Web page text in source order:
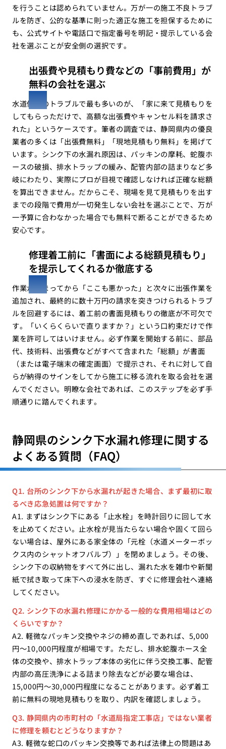
を行うことは認められていません。万が一の施工不良トラブ
ルを防ぎ、公的な基準に則った適正な施工を担保するために
も、公式サイトや電話口で指定番号を明記・提示している会
社を選ぶことが安全側の選択です。
出張費や見積もり費などの「事前費用」が
無料の会社を選ぶ
水道修理のトラブルで最も多いのが、「家に来て見積もりを
してもらっただけで、高額な出張費やキャンセル料を請求さ
れた」というケースです。筆者の調査では、静岡県内の優良
業者の多くは「出張費無料」「現地見積もり無料」を掲げて
います。シンク下の水漏れ原因は、パッキンの摩耗、蛇腹ホ
ースの破損、排水トラップの緩み、配管内部の詰まりなど多
岐にわたり、実際にプロが目視で確認しなければ正確な総額
を算出できません。だからこそ、現場を見て見積もりを出す
までの段階で費用が一切発生しない会社を選ぶことで、万が
一予算に合わなかった場合でも無料で断ることができるため
安心です。
修理着工前に「書面による総額見積もり」
を提示してくれるか徹底する
作業が始まってから「ここも悪かった」と次々に出張作業を
追加され、最終的に数十万円の請求を突きつけられるトラブ
ルを回避するには、着工前の書面見積もりの徹底が不可欠で
す。「いくらくらいで直りますか？」という口約束だけで作
業を許可してはいけません。必ず作業を開始する前に、部品
代、技術料、出張費などがすべて含まれた「総額」が書面
（または電子端末の確定画面）で提示され、それに対して自
らが納得のサインをしてから施工に移る流れを取る会社を選
んでください。明瞭な会社であれば、このステップを必ず手
順通りに踏んでくれます。
静岡県のシンク下水漏れ修理に関する
よくある質問（FAQ）
Q1. 台所のシンク下から水漏れが起きた場合、まず最初に取
るべき応急処置は何ですか？
A1. まずはシンク下にある「止水栓」を時計回りに回して水
を止めてください。止水栓が見当たらない場合や固くて回ら
ない場合は、屋外にある家全体の「元栓（水道メーターボッ
クス内のシャットオフバルブ）」を閉めましょう。その後、
シンク下の収納物をすべて外に出し、漏れた水を雑巾や新聞
紙で拭き取って床下への浸水を防ぎ、すぐに修理会社へ連絡
してください。
Q2. シンク下の水漏れ修理にかかる一般的な費用相場はどの
くらいですか？
A2. 軽微なパッキン交換やネジの締め直しであれば、5,000
円〜10,000円程度が相場です。ただし、排水蛇腹ホース全
体の交換や、排水トラップ本体の劣化に伴う交換工事、配管
内部の高圧洗浄による詰まり除去などが必要な場合は、
15,000円〜30,000円程度になることがあります。必ず着工
前に無料の現地見積もりを取り、内訳を確認しましょう。
Q3. 静岡県内の市町村の「水道局指定工事店」ではない業者
に修理を頼むとどうなりますか？
A3. 軽微な蛇口のパッキン交換等であれば法律上の問題はあ